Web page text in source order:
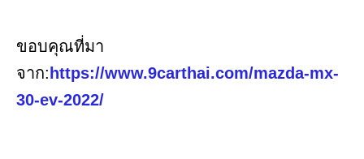
ขอบคุณที่มา
จาก:https://www.9carthai.com/mazda-mx-
30-ev-2022/